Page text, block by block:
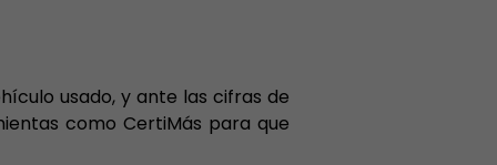
usado, y ante las cifras de
como CertiMás para que